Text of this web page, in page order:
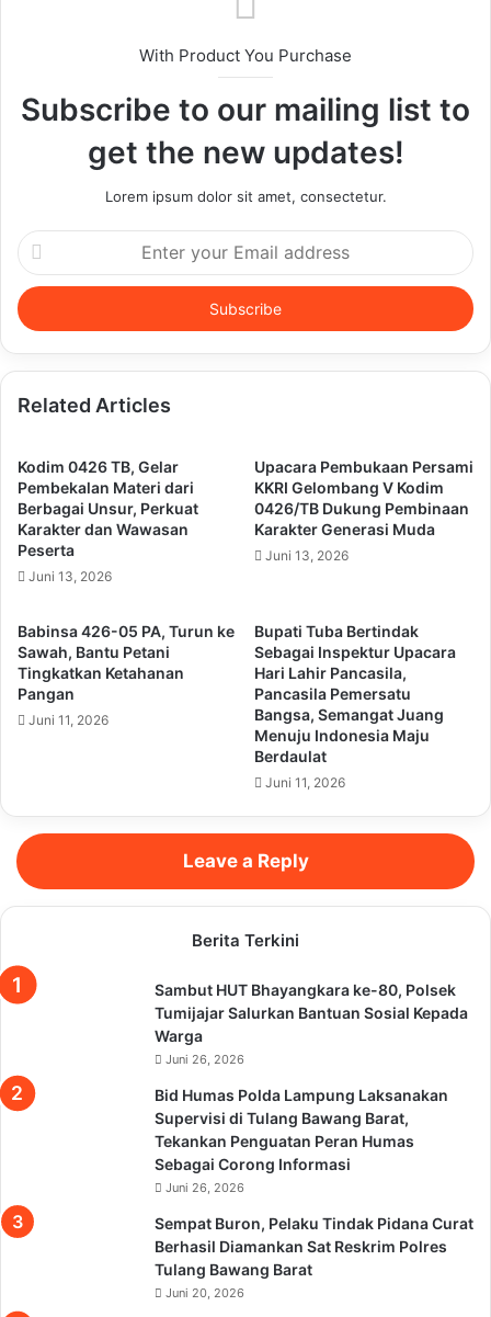
With Product You Purchase
Subscribe to our mailing list to
get the new updates!
Lorem ipsum dolor sit amet, consectetur.
Enter
your
Email
address
Related Articles
Kodim 0426 TB, Gelar
Pembekalan Materi dari
Berbagai Unsur, Perkuat
Karakter dan Wawasan
Peserta
Juni 13, 2026
Upacara Pembukaan Persami
KKRI Gelombang V Kodim
0426/TB Dukung Pembinaan
Karakter Generasi Muda
Juni 13, 2026
Babinsa 426-05 PA, Turun ke
Sawah, Bantu Petani
Tingkatkan Ketahanan
Pangan
Juni 11, 2026
Bupati Tuba Bertindak
Sebagai Inspektur Upacara
Hari Lahir Pancasila,
Pancasila Pemersatu
Bangsa, Semangat Juang
Menuju Indonesia Maju
Berdaulat
Juni 11, 2026
Leave a Reply
Berita Terkini
Sambut HUT Bhayangkara ke-80, Polsek
Tumijajar Salurkan Bantuan Sosial Kepada
Warga
Juni 26, 2026
Bid Humas Polda Lampung Laksanakan
Supervisi di Tulang Bawang Barat,
Tekankan Penguatan Peran Humas
Sebagai Corong Informasi
Juni 26, 2026
Sempat Buron, Pelaku Tindak Pidana Curat
Berhasil Diamankan Sat Reskrim Polres
Tulang Bawang Barat
Juni 20, 2026